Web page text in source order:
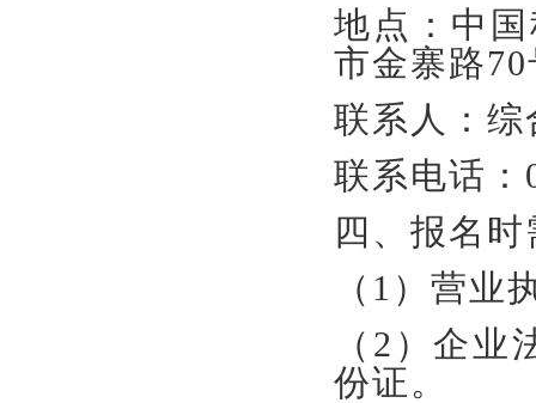
地点：中
市金寨路
联系人：
联系电话：
四、报名
（1）营业
（2）企
份证。